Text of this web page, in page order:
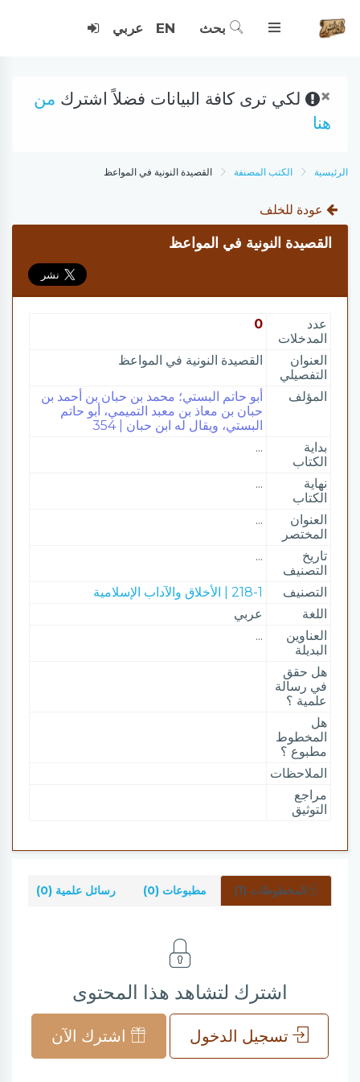
بحث EN عربي
× لكي ترى كافة البيانات فضلاً اشترك من
هنا
الرئيسية الكتب المصنفة القصيدة النونية في المواعظ
عودة للخلف
القصيدة النونية في المواعظ
عدد
المدخلات
0
العنوان
التفصيلي
القصيدة النونية في المواعظ
المؤلف
أبو حاتم البستي؛ محمد بن حبان بن أحمد بن
حبان بن معاذ بن معبد التميمي، أبو حاتم
البستي، ويقال له ابن حبان | 354
بداية
الكتاب
...
نهاية
الكتاب
...
العنوان
المختصر
...
تاريخ
التصنيف
...
التصنيف
218-1 | الأخلاق والآداب الإسلامية
اللغة
عربي
العناوين
البديلة
...
هل حقق
في رسالة
علمية ؟
هل
المخطوط
مطبوع ؟
الملاحظات
مراجع
التوثيق
المخطوطات (1) مطبوعات (0) رسائل علمية (0)
اشترك لتشاهد هذا المحتوى
تسجيل الدخول اشترك الآن